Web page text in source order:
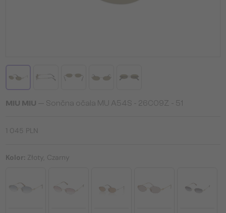
MIU MIU — Sončna očala MU A54S - 26C09Z - 51
1 045 PLN
Kolor: Złoty, Czarny